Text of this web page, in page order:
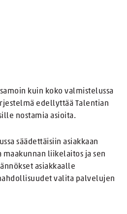
kuin koko valmistelussa
edellyttää Talentian
nostamia asioita.
säädettäisiin asiakkaan
liikelaitos ja sen
asiakkaalle
valita palvelujen